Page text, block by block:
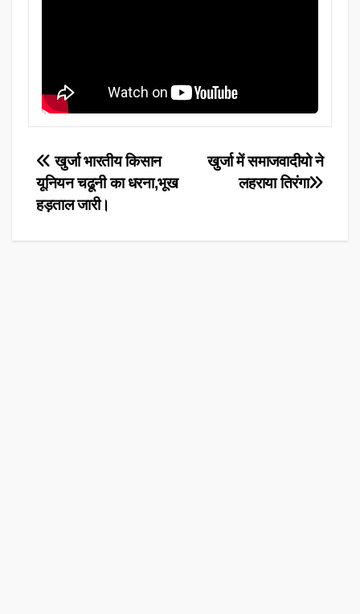
Post
navigation
खुर्जा में समाजवादीयो ने
लहराया तिरंगा
खुर्जा भारतीय किसान
यूनियन चढूनी का धरना,भूख
हड़ताल जारी।